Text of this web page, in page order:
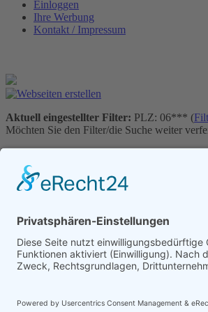
Einloggen
Ihre Werbung
Kontakt / Impressum
Aktuell eingestellter Filter: PLZ: 06*** (
Möchten Sie den Filter/die Suche weiter
Suchergebnisse
Alter Ackerbuergerhof
Hotel Residenz
Hotel Restaurant Thüringer Hof
Werben in diesem Portal•Kontakt /